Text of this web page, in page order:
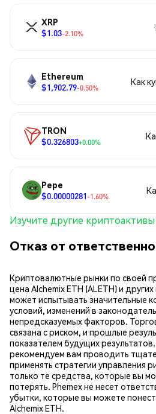
XRP
$1.03-2.10%
Ethereum
$1,902.79-0.50%
Как
TRON
$0.326803+0.00%
Pepe
$0.00000281-1.60%
Изучите другие криптоактивы
Отказ от
Криптовалютные рынки по своей
цена Alchemix ETH (ALETH) и
может испытывать значительные
условий, изменений в
непредсказуемых факторов.
связана с риском, и прошлые
показателем будущих
рекомендуем вам проводить
применять стратегии управления
только те средства, которые вы
потерять. Phemex не несет
убытки, которые вы можете
Alchemix ETH.